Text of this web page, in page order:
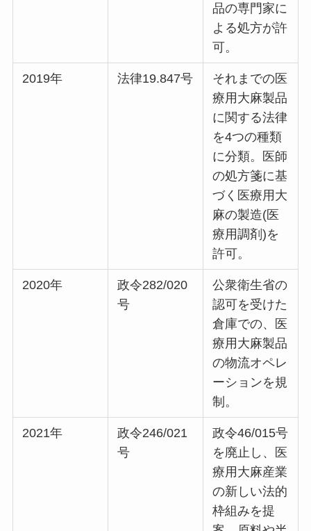
品の専門家に
よる処方が許
可。
2019年 法律19.847号
それまでの医
療用大麻製品
に関する法律
を4つの種類
に分類。医師
の処方箋に基
づく医療用大
麻の製造(医
療用調剤)を
許可。
2020年
政令282/020
号
公衆衛生省の
認可を受けた
倉庫での、医
療用大麻製品
の物流オペレ
ーションを規
制。
2021年
政令246/021
号
政令46/015号
を廃止し、医
療用大麻産業
の新しい法的
枠組みを提